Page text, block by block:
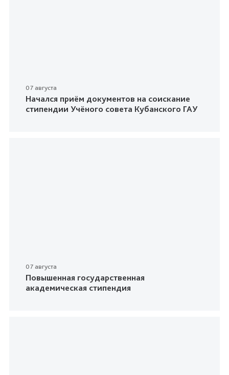
07 августа
Начался приём документов на соискание
стипендии Учёного совета Кубанского ГАУ
07 августа
Повышенная государственная
академическая стипендия